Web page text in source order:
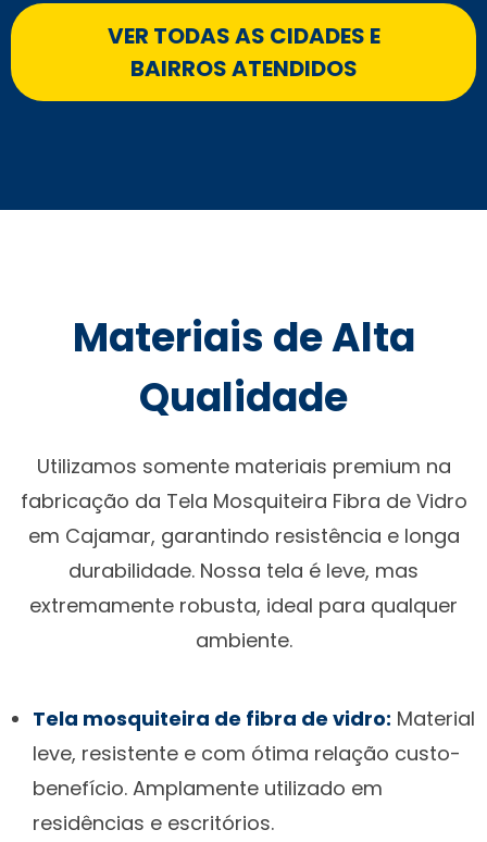
VER TODAS AS CIDADES E
BAIRROS ATENDIDOS
Materiais de Alta
Qualidade
Utilizamos somente materiais premium na
fabricação da Tela Mosquiteira Fibra de Vidro
em Cajamar, garantindo resistência e longa
durabilidade. Nossa tela é leve, mas
extremamente robusta, ideal para qualquer
ambiente.
Tela mosquiteira de fibra de vidro: Material
leve, resistente e com ótima relação custo-
benefício. Amplamente utilizado em
residências e escritórios.